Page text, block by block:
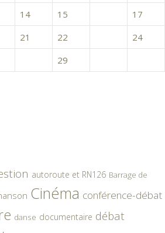
14 15
17
21 22
24
29
autoroute et RN126 Barrage de
Cinéma conférence-débat
danse documentaire débat